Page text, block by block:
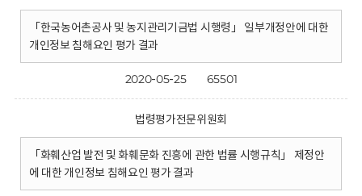
「한국농어촌공사 및 농지관리기금법 시행령」 일부개정안에 대한
개인정보 침해요인 평가 결과
2020-05-25 65501
법령평가전문위원회
「화훼산업 발전 및 화훼문화 진흥에 관한 법률 시행규칙」 제정안
에 대한 개인정보 침해요인 평가 결과